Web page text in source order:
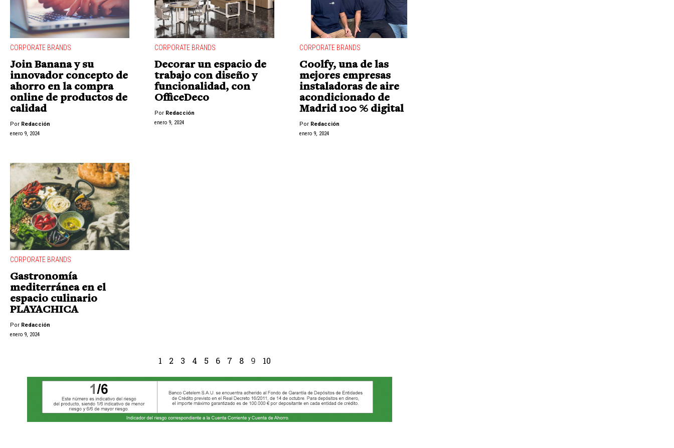
CORPORATE BRANDS
Join Banana y su
innovador concepto de
ahorro en la compra
online de productos de
calidad
Por Redacción
enero 9, 2024
CORPORATE BRANDS
Decorar un espacio de
trabajo con diseño y
funcionalidad, con
OfficeDeco
Por Redacción
enero 9, 2024
CORPORATE BRANDS
Coolfy, una de las
mejores empresas
instaladoras de aire
acondicionado de
Madrid 100 % digital
Por Redacción
enero 9, 2024
CORPORATE BRANDS
Gastronomía
mediterránea en el
espacio culinario
PLAYACHICA
Por Redacción
enero 9, 2024
1 2 3 4 5 6 7 8 9 10